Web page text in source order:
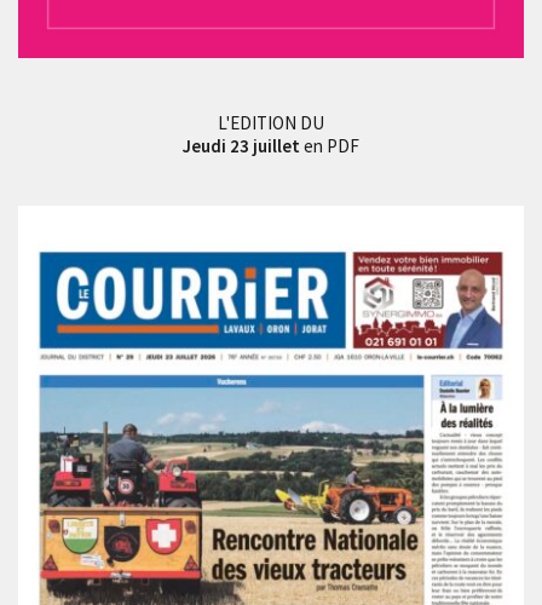
L'EDITION DU
Jeudi 23 juillet en PDF